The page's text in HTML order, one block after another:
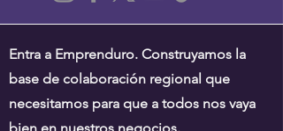
Entra a Emprenduro. Construyamos la
base de colaboración regional que
necesitamos para que a todos nos vaya